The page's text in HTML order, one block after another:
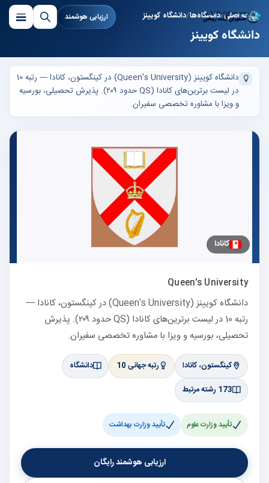
ارزیابی هوشمند صفحه اصلی دانشگاه‌ها دانشگاه کویینز
دانشگاه کویینز
دانشگاه کویینز (Queen's University) در کینگستون، کانادا — رتبه 10
در لیست برترین‌های کانادا (QS حدود ۲۰۹). پذیرش تحصیلی، بورسیه
و ویزا با مشاوره تخصصی سفیران.
Queen's University
دانشگاه کویینز (Queen's University) در کینگستون، کانادا —
رتبه 10 در لیست برترین‌های کانادا (QS حدود ۲۰۹). پذیرش
تحصیلی، بورسیه و ویزا با مشاوره تخصصی سفیران.
کینگستون، کانادا رتبه جهانی 10
دانشگاه
173 رشته مرتبط
تأیید وزارت علوم تأیید وزارت بهداشت
ارزیابی هوشمند رایگان
کانادا